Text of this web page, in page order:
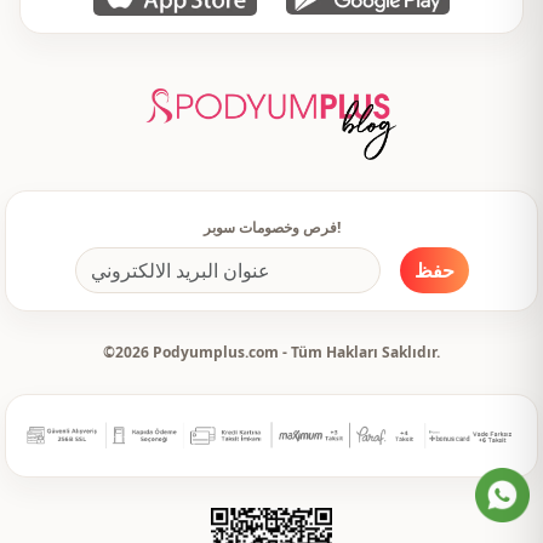
فرص وخصومات سوبر!
حفظ
©2026 Podyumplus.com - Tüm Hakları Saklıdır.